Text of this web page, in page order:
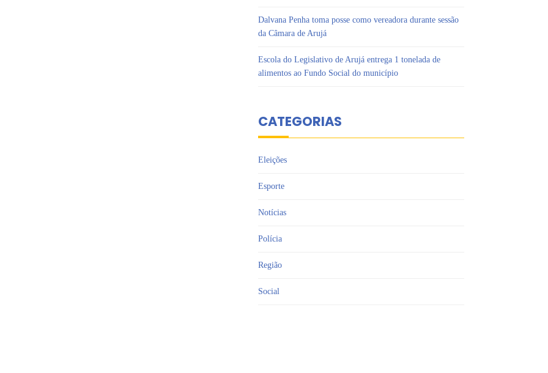
Dalvana Penha toma posse como vereadora durante sessão
da Câmara de Arujá
Escola do Legislativo de Arujá entrega 1 tonelada de
alimentos ao Fundo Social do município
CATEGORIAS
Eleições
Esporte
Notícias
Polícia
Região
Social